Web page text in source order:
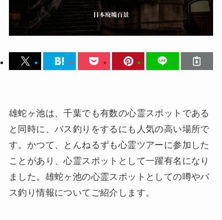
雄蛇ヶ池は、千葉でも有数の心霊スポットである
と同時に、バス釣りをするにも人気の高い場所で
す。かつて、とんねるずも心霊ツアーに参加した
ことがあり、心霊スポットとして一躍有名になり
ました。雄蛇ヶ池の心霊スポットとしての噂やバ
ス釣り情報についてご紹介します。